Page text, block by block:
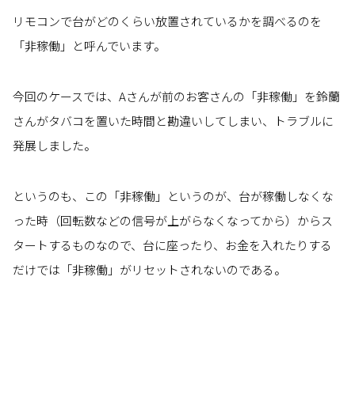
リモコンで台がどのくらい放置されているかを調べるのを
「非稼働」と呼んでいます。
今回のケースでは、Aさんが前のお客さんの「非稼働」を鈴蘭
さんがタバコを置いた時間と勘違いしてしまい、トラブルに
発展しました。
というのも、この「非稼働」というのが、台が稼働しなくな
った時（回転数などの信号が上がらなくなってから）からス
タートするものなので、台に座ったり、お金を入れたりする
だけでは「非稼働」がリセットされないのである。